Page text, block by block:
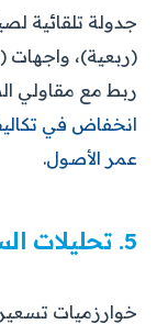
جدولة تلقائية
(ربعية)،
ربط مع مقاولي
انخفاض في
عمر الأصول.
5. تحليلات السوق والتسعير الذكي
خوارزميات